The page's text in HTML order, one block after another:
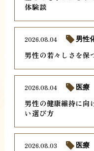
体験談
男性の若々しさを保
2026.08.04 男性
男性の健康維持に向
い選び方
2026.08.04 医療
2026.08.03 医療